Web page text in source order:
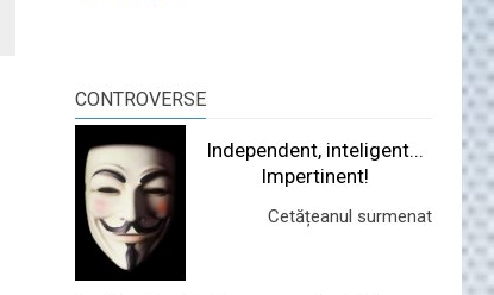
CONTROVERSE
Independent, inteligent...
Impertinent!
Cetățeanul surmenat